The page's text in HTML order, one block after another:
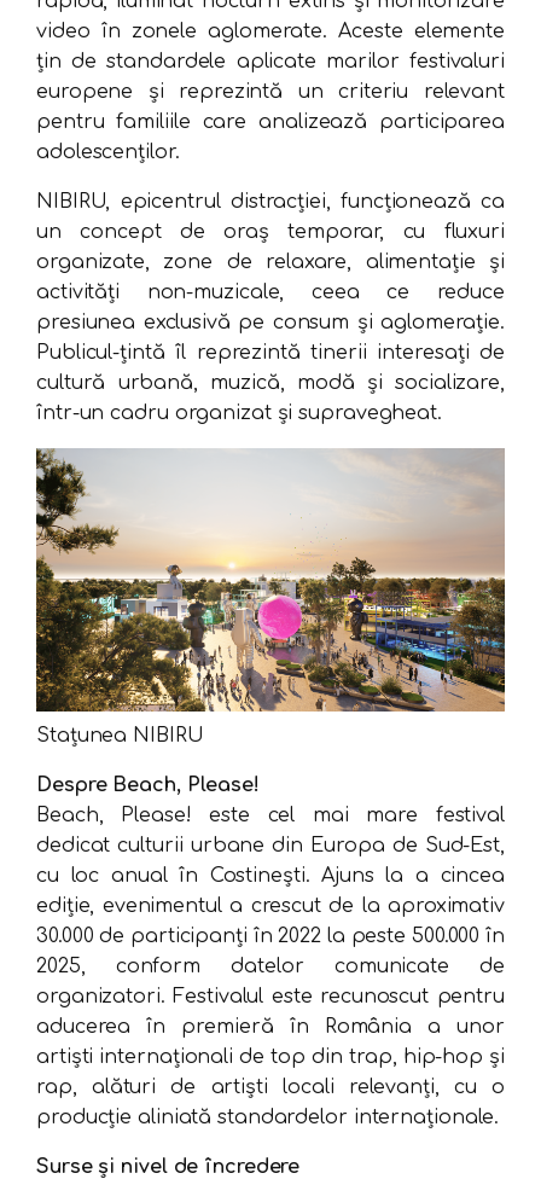
video în zonele aglomerate. Aceste elemente
țin de standardele aplicate marilor festivaluri
europene și reprezintă un criteriu relevant
pentru familiile care analizează participarea
adolescenților.
NIBIRU, epicentrul distracției, funcționează ca
un concept de oraș temporar, cu fluxuri
organizate, zone de relaxare, alimentație și
activități non-muzicale, ceea ce reduce
presiunea exclusivă pe consum și aglomerație.
Publicul-țintă îl reprezintă tinerii interesați de
cultură urbană, muzică, modă și socializare,
într-un cadru organizat și supravegheat.
Stațunea NIBIRU
Despre Beach, Please!
Beach, Please! este cel mai mare festival
dedicat culturii urbane din Europa de Sud-Est,
cu loc anual în Costinești. Ajuns la a cincea
ediție, evenimentul a crescut de la aproximativ
30.000 de participanți în 2022 la peste 500.000 în
2025, conform datelor comunicate de
organizatori. Festivalul este recunoscut pentru
aducerea în premieră în România a unor
artiști internaționali de top din trap, hip-hop și
rap, alături de artiști locali relevanți, cu o
producție aliniată standardelor internaționale.
Surse și nivel de încredere